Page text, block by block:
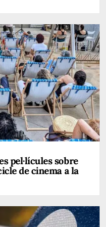
pel·lícules sobre
de cinema a la